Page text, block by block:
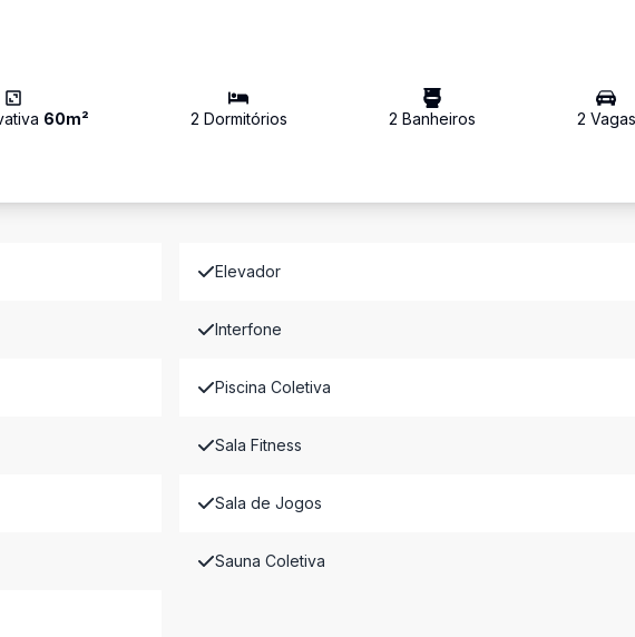
60m² 2 Dormitórios 2 Banheiros 2 Vagas
Elevador
Interfone
Piscina Coletiva
Sala Fitness
Sala de Jogos
Sauna Coletiva